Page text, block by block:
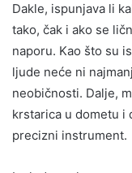
Dakle, ispunjava li
tako, čak i ako se
naporu. Kao što su
ljude neće ni
neobičnosti. Dalje,
krstarica u dometu i
precizni instrument.